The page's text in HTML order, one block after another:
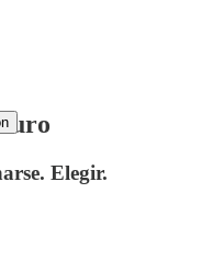
Elegir.